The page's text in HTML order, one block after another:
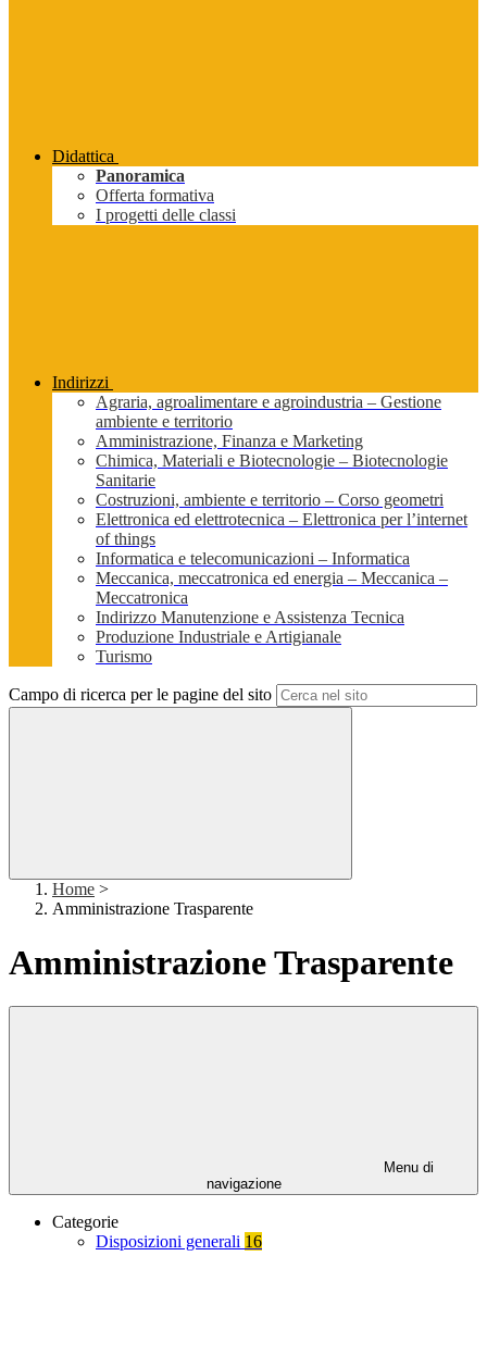
Didattica
Panoramica
Offerta formativa
I progetti delle classi
Indirizzi
Agraria, agroalimentare e agroindustria – Gestione
ambiente e territorio
Amministrazione, Finanza e Marketing
Chimica, Materiali e Biotecnologie – Biotecnologie
Sanitarie
Costruzioni, ambiente e territorio – Corso geometri
Elettronica ed elettrotecnica – Elettronica per l’internet
of things
Informatica e telecomunicazioni – Informatica
Meccanica, meccatronica ed energia – Meccanica –
Meccatronica
Indirizzo Manutenzione e Assistenza Tecnica
Produzione Industriale e Artigianale
Turismo
Campo di ricerca per le pagine del sito
Home >
Amministrazione Trasparente
Amministrazione Trasparente
Menu di
navigazione
Categorie
Disposizioni generali 16